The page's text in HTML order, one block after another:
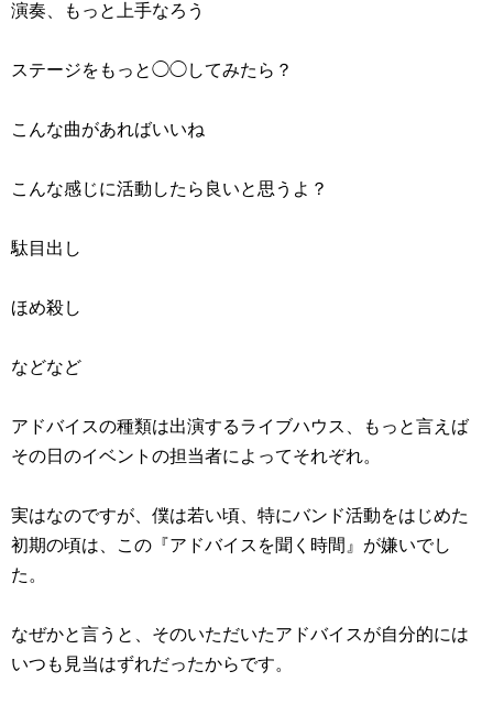
演奏、もっと上手なろう
ステージをもっと◯◯してみたら？
こんな曲があればいいね
こんな感じに活動したら良いと思うよ？
駄目出し
ほめ殺し
などなど
アドバイスの種類は出演するライブハウス、もっと言えば
その日のイベントの担当者によってそれぞれ。
実はなのですが、僕は若い頃、特にバンド活動をはじめた
初期の頃は、この『アドバイスを聞く時間』が嫌いでし
た。
なぜかと言うと、そのいただいたアドバイスが自分的には
いつも見当はずれだったからです。